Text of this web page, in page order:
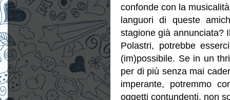
confonde con la
languori di queste
stagione già annunciata?
Polastri, potrebbe
(im)possibile. Se in un
per di più senza mai
imperante, potremmo
oggetti contundenti, non